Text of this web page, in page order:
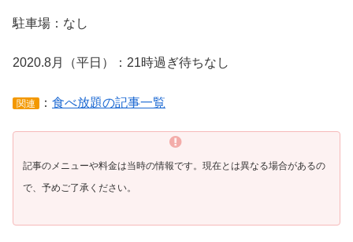
駐車場：なし
2020.8月（平日）：21時過ぎ待ちなし
関連 ： 食べ放題の記事一覧
記事のメニューや料金は当時の情報です。現在とは異なる場合があるの
で、予めご了承ください。